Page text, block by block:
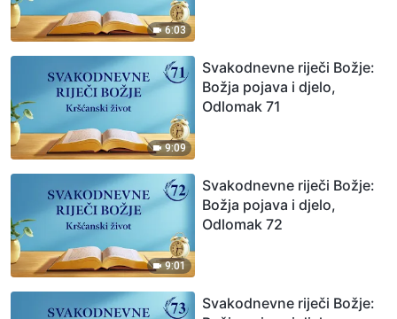
6:03
9:09
Svakodnevne riječi Božje:
Božja pojava i djelo,
Odlomak 71
9:01
Svakodnevne riječi Božje:
Božja pojava i djelo,
Odlomak 72
Svakodnevne riječi Božje: